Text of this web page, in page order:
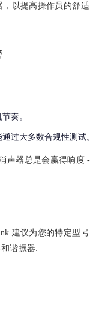
以提高操作员的舒适
奏。
过大多数合规性测试。
声器总是会赢得响度 -
建议为您的特定型号
谐振器: